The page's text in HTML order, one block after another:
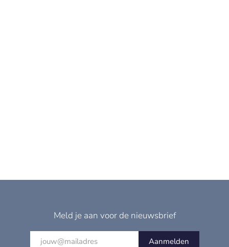
Meld je aan voor de nieuwsbrief
Aanmelden